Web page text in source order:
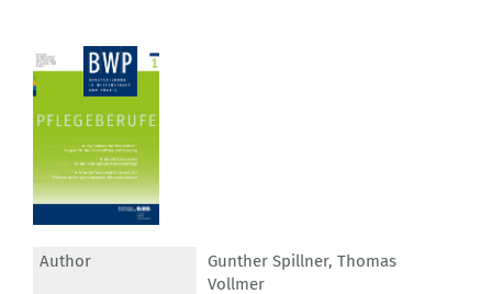
Author Gunther Spillner, Thomas
Vollmer